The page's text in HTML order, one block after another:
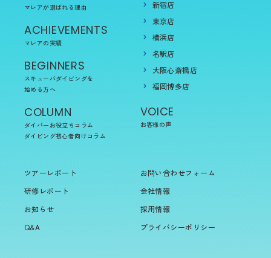
マレアが選ばれる理由
ACHIEVEMENTS
マレアの実績
BEGINNERS
スキューバダイビングを
始める方へ
COLUMN
ダイバーお役立ちコラム
ダイビング初心者向けコラム
新宿店
東京店
横浜店
名駅店
大阪心斎橋店
福岡博多店
VOICE
お客様の声
ツアーレポート
研修レポート
お知らせ
Q&A
お問い合わせフォーム
会社情報
採用情報
プライバシーポリシー